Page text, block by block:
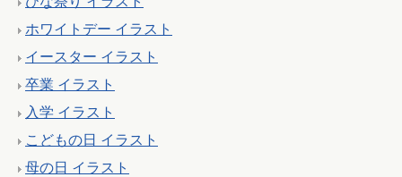
ホワイトデー イラスト
イースター イラスト
卒業 イラスト
入学 イラスト
こどもの日 イラスト
母の日 イラスト